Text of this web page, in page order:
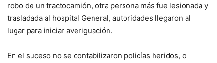
robo de un tractocamión, otra persona más fue lesionada y
trasladada al hospital General, autoridades llegaron al
lugar para iniciar averiguación.
En el suceso no se contabilizaron policías heridos, o